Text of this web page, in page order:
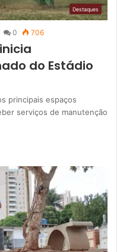
Destaques
0 706
do Estádio
principais espaços
serviços de manutenção